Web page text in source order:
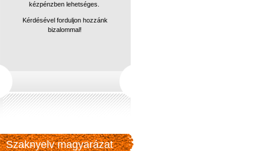
kézpénzben lehetséges.
Kérdésével forduljon hozzánk
bizalommal!
Szaknyelv magyarázat